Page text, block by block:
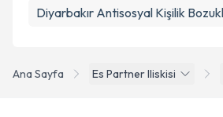
Ana Sayfa Es Partner Iliskisi
Diyarbakır Antisosyal Kişilik